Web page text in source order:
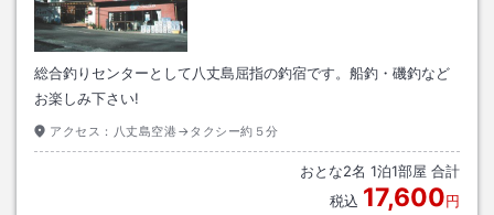
総合釣りセンターとして八丈島屈指の釣宿です。船釣・磯釣など
お楽しみ下さい!
アクセス： 八丈島空港→タクシー約５分
おとな2名 1泊1部屋 合計
税込 17,600円